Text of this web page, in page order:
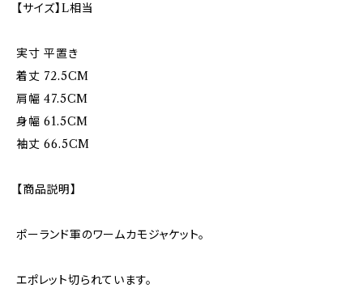
【サイズ】L相当
実寸 平置き
着丈 72.5CM
肩幅 47.5CM
身幅 61.5CM
袖丈 66.5CM
【商品説明】
ポーランド軍のワームカモジャケット。
エポレット切られています。